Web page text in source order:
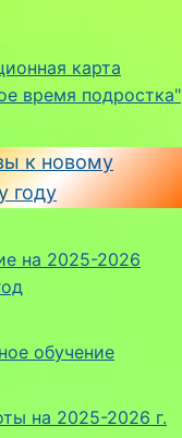
карта
время подростка"
к новому
году
на 2025-2026
обучение
на 2025-2026 г.